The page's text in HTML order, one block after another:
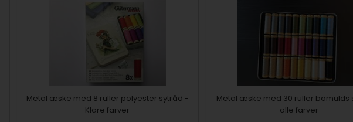
Metal æske med 8 ruller polyester sytråd -
Klare farver
Metal æske med 30 ruller bomulds
- alle farver